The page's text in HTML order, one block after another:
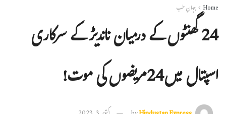
Home جہانِ طب
24 گھنٹوں کے درمیان ناندیڑ کے سرکاری
اسپتال میں24مریضوں کی موت!